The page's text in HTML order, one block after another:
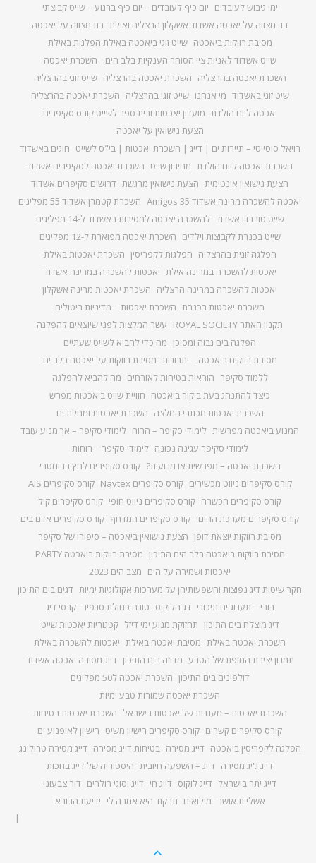
ימי גיבוש לעובדים יום כיף לעובדים – יום כיף ברגוע – שייט קבוצתי
בר מצווה על יאכטה אשדוד אשקלון הרצליה ואילת בת מצווה על יאכטה
מסיבת רווקות ביאכטה שייט זוגי ביאכטה באילת הפלגות באילת
שייט אשדוד לאניות ציי הסוחר הענקיות בלב הים. השכרת יאכטה
השכרת יאכטה בהרצליה השכרת יאכטה בהרצליה שייט זוגי בהרצליה
שיט זוגי באשדוד מי אנחנו שייט זוגי בהרצליה השכרת יאכטה בהרצליה
יאכטה ליום הולדת מועדון יאכטות ובית ספר לשייט קורס סקיפרים
הצעת נישואין על יאכטה
רויאל סוסייטי – תיירות ים | דייג | השכרת יאכטות | בי"ס לשייט חוגים באשדוד
השכרת יאכטה ליום הולדת מחירון שייט השכרת יאכטה לסקיפרים אשדוד
הצעת נישואין אינטימית הצעת נישואין מרגשת דרושים סקיפרים אשדוד
יאכטה להשכרה מרינה אשדוד Amigos 35
השכרת קטמרן אשדוד 55 מפליגים
שייט טורנדו אשדוד להשכרה יאכטה למסיבות באשדוד ל-14 מפליגים
שייט בכנרת לקבוצות וילדים השכרת יאכטה מפוארת ל-12 מפליגים
הפלגה זוגית בהרצליה הפלגות לקפריסין השכרת יאכטות באילת
יאכטות להשכרה במרינה אילת יאכטות להשכרה במרינה אשדוד
יאכטות להשכרה במרינה הרצליה השכרת יאכטות מרינה אשקלון
השכרת יאכטות בכנרת השכרת יאכטות – מדיניות ביטולים
תקנון האתר ROYAL SOCIETY
עשר המלצות לפני שיוצאים להפלגה
הפלגה בים גבוה ומסוכן מה כדי להביא לשייט שעתיים
מסיבת רווקים ביאכטה – יתרונות מסיבת רווקות על יאכטה בלב ים
ללמוד סקיפר הוראות בטיחות לאורחים מה להביא להפלגה
כיצד להתנהג בעת ביקור ביאכטה חוויית שייט ביאכטות מפרש
השכרת יאכטות מכתבי המלצה השכרת יאכטות ומחלת ים
המנוע ביאכטה מפרשית לימודי סקיפר – הרוח לימודי סקיפר – אך מנוע עובד
לימודי סקיפר עגינה נכונה לימודי סקיפר – רוחות
השכרת יאכטה – מפרשית או מנועית? קורס סקיפרים לחץ ברומטרי
קורס סקיפרים ניווט מכשירים קורס סקיפרים Navtex
קורס סקיפרים AIS
קורס סקיפרים הכשרה קורס סקיפרים ניווט חופי קורס סקיפרים קיל
קורס סקיפרים מערכת ההיגוי קורס סקיפרים המדחף קורס סקיפרים אדם בים
מסיבת רווקות יוצאת דופן הצעת נישואין ביאכטה – סיפורו של סקיפר
מסיבת רווקות ביאכטה בלב הים התיכון מסיבת רווקות ביאכטה PARTY
יאכטות ושמירה על הים מצב הים 2023
חקר שיטות דיג נפוצות והשפעותיהן על מערכות אקולוגיות ימיות דגים בים התיכון
בורי – תענוג ים תיכוני דג הלוקוס טונה כחולת סנפיר קרסי דיג
דיג מוצלח בים התיכון תחזוקת מנוע ימי דיזל קטגוריות יאכטות שייט
השכרת יאכטה באילת מסיבת יאכטה באילת יאכטות להשכרה באילת
תמנון יצירת המופת של הטבע מדוזה בים התיכון דייג מסירה יאכטה אשדוד
דולפינים בים התיכון השכרת יאכטה ל50 מפליגים
השכרת יאכטה שמורות טבע ימיות
השכרת יאכטות – מעגנות של יאכטות בישראל השכרת יאכטות בטיחות
קורס סקיפרים קשרים קורס סקיפרים רישיון משיט רישיון לאופנוע ים
הפלגה לקפריסין ביאכטה דייג מסירה בטיחות דייג מסירה דייג מסירה טרולינג
דייג ג'יג מסירה דייג – השפעה חיובית היסטוריה של דייג בחכות
דייג יתר בישראל דייג לוקוס דייג חי דייג וסוגי רולרים דור צבעוני
אשליית אושר מילואים תרקוד היא אמרה לי ידיעת הבורא